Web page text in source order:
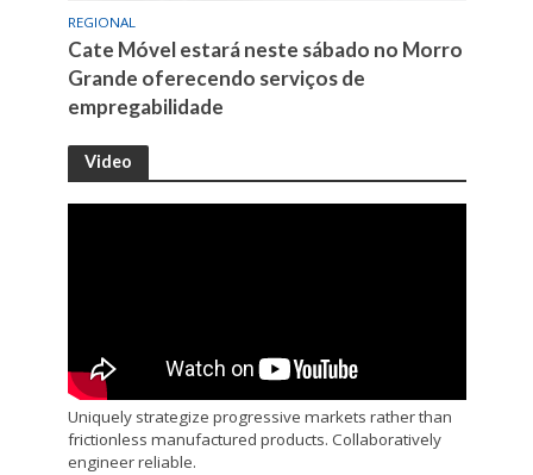
REGIONAL
Cate Móvel estará neste sábado no Morro
Grande oferecendo serviços de
empregabilidade
Video
Uniquely strategize progressive markets rather than
frictionless manufactured products. Collaboratively
engineer reliable.